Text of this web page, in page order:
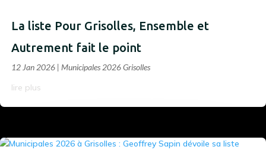
La liste Pour Grisolles, Ensemble et
Autrement fait le point
12 Jan 2026 | Municipales 2026 Grisolles
lire plus